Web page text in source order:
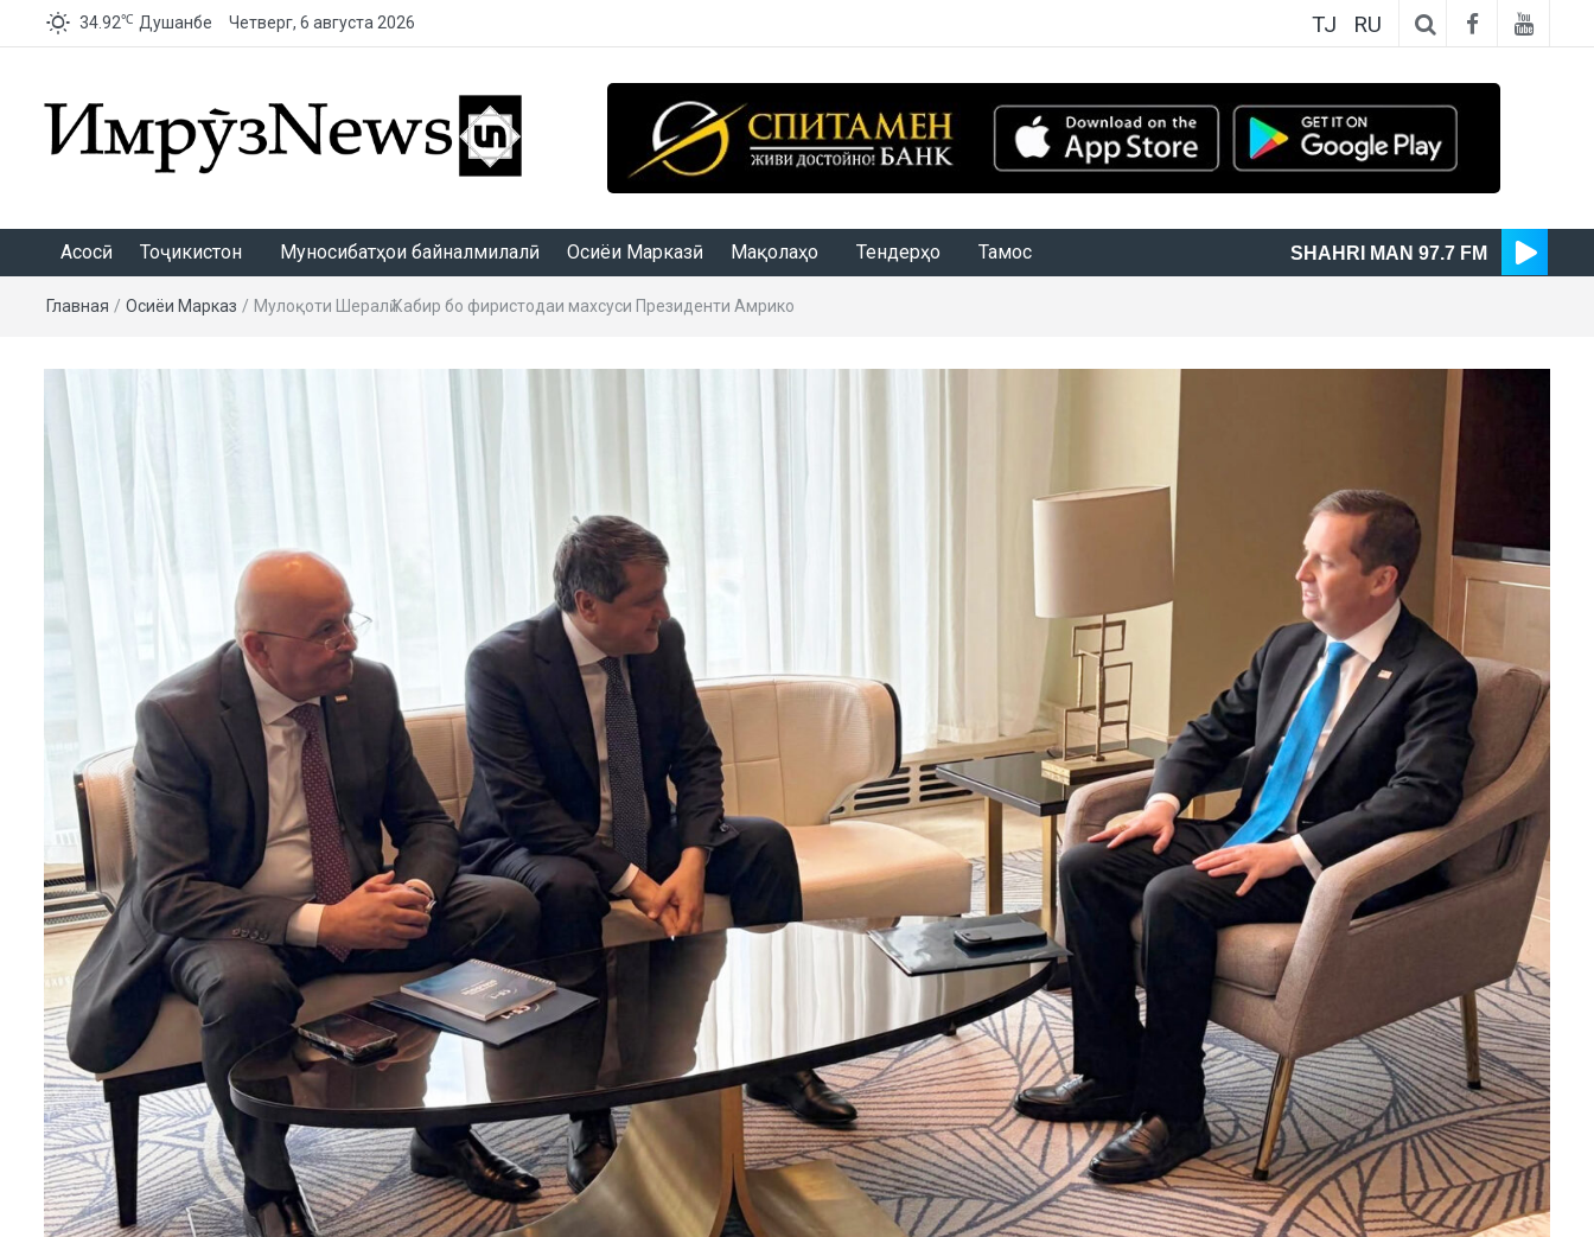
34.92℃ Душанбе Четверг, 6 августа 2026 TJ RU
Асосӣ Тоҷикистон Муносибатҳои байналмилалӣ Осиёи Марказӣ Мақолаҳо Тендерҳо Тамос SHAHRI MAN 97.7 FM
Главная / Осиёи Марказӣ / Мулоқоти Шералӣ Кабир бо фиристодаи махсуси Президенти Амрико